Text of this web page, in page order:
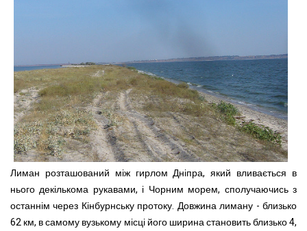
Лиман розташований між гирлом Дніпра, який вливається в
нього декількома рукавами, і Чорним морем, сполучаючись з
останнім через Кінбурнську протоку. Довжина лиману - близько
62 км, в самому вузькому місці його ширина становить близько 4,